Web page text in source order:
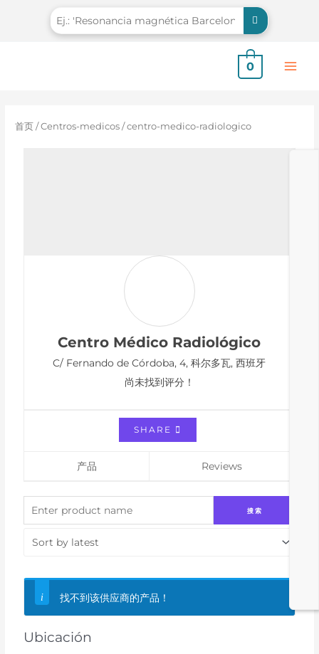
0
首页 /Centros-medicos / centro-medico-radiologico
Ubicación
Centro Médico Radiológico
C/ Fernando de Córdoba, 4, 科尔多瓦, 西班牙
尚未找到评分！
SHARE
产品 Reviews
找不到该供应商的产品！